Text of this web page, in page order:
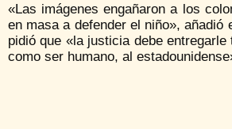
«Las imágenes engañaron a los
en masa a defender el niño», añadió
pidió que «la justicia debe
como ser humano, al